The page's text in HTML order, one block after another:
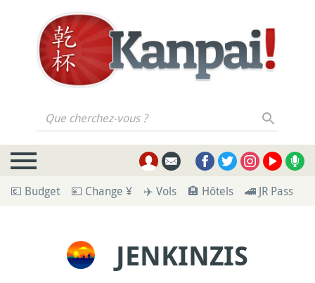
Que cherchez-vous ?
💶 Budget 💴 Change ¥ ✈️ Vols 🏨 Hôtels 🚄 JR Pass
JENKINZIS